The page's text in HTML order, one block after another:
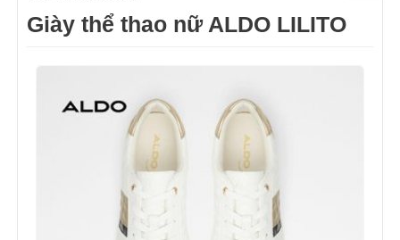
Giày thể thao nữ ALDO LILITO